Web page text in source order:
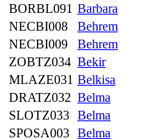
BORBL091 Barbara
NECBI008
Behrem
NECBI009
Behrem
ZOBTZ034 Bekir
MLAZE031 Belkisa
DRATZ032 Belma
SLOTZ033 Belma
SPOSA003 Belma